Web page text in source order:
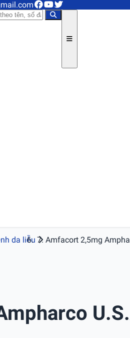
da liễu Amfacort 2,5mg